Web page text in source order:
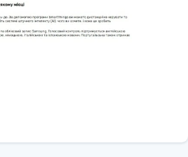
Д+
для отопления в «Среднем»
4,00
(в помещении, охлаждение, дБА) 56
(на улице, охлаждение, дБА) 64
высокий/низкий, дБА) 38 / 22
низкий, дБА) 46
220-240/50
Вт) 1220